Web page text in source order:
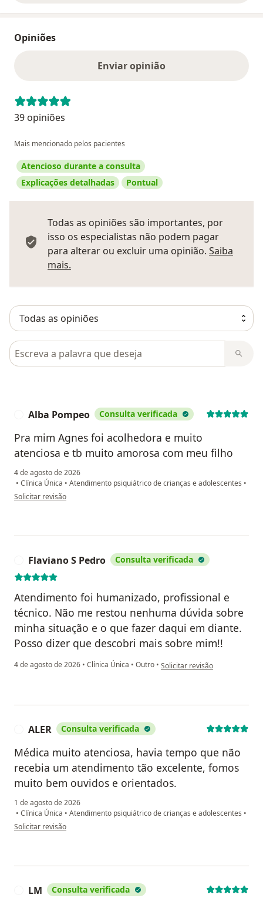
Opiniões
Enviar opinião
39 opiniões
Mais mencionado pelos pacientes
Atencioso durante a consulta
Explicações detalhadas
Pontual
Todas as opiniões são importantes, por
isso os especialistas não podem pagar
para alterar ou excluir uma opinião. Saiba
mais.
Pesquisar em opiniões
Alba Pompeo Consulta verificada
Pra mim Agnes foi acolhedora e muito
atenciosa e tb muito amorosa com meu filho
4 de agosto de 2026
• Clínica Única • Atendimento psiquiátrico de crianças e adolescentes •
na opinião do utilizador Alba Pompeo
Solicitar revisão
Flaviano S Pedro Consulta verificada
Atendimento foi humanizado, profissional e
técnico. Não me restou nenhuma dúvida sobre
minha situação e o que fazer daqui em diante.
Posso dizer que descobri mais sobre mim!!
4 de agosto de 2026 • Clínica Única • Outro • na opinião do utilizador
Solicitar revisão
ALER Consulta verificada
Médica muito atenciosa, havia tempo que não
recebia um atendimento tão excelente, fomos
muito bem ouvidos e orientados.
1 de agosto de 2026
• Clínica Única • Atendimento psiquiátrico de crianças e adolescentes •
na opinião do utilizador ALER
Solicitar revisão
LM Consulta verificada